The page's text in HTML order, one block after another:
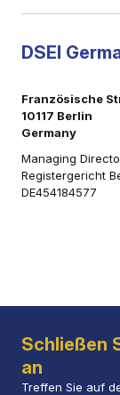
DSEI
Französische
10117 Berlin
Germany
Managing
Registergericht
DE454184577
Schließen
an
Treffen Sie auf